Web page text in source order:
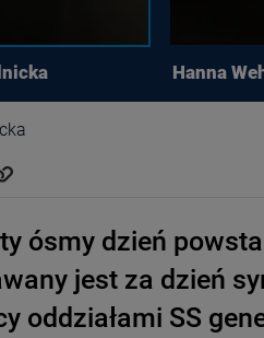
Hanna
ósmy dzień
jest za dzień
oddziałami SS